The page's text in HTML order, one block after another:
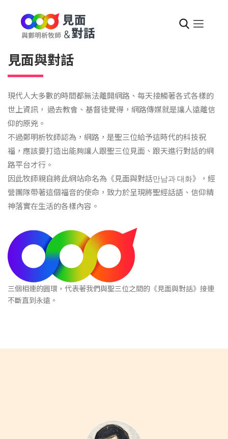
見面與對話
現代人大多數的時間都無法離開網路、每天接觸著各式各樣的
世上資訊， 過去教會、基督徒覺得，網路傳媒就是讓人遠離信
仰的原兇。
不過鄭明析牧師認為，網路，是聖三位給予這時代的科技祝
福，應該要打造出能夠讓人跟聖三位見面、跟天進行對話的網
路平台才行。
因此牧師親自將此網站命名為《見面與對話만남과 대화》，經
營團隊帶著這個福音的使命，致力於呈現將聖經話語、信仰精
神落實在生活的各樣內容。
三個相連的圓環，代表著我們與聖三位之間的《見面與對話》接連
不斷直到永遠。